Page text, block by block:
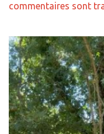
commentaires sont